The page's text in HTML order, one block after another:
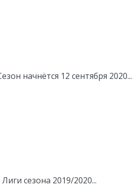
начнётся 12 сентября 2020...
сезона 2019/2020...